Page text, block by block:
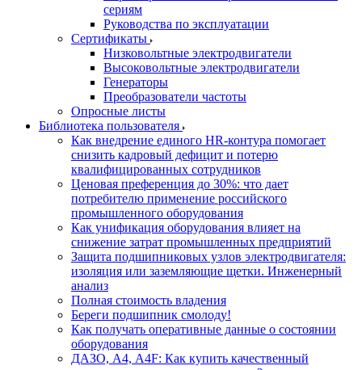
сериям
Руководства по эксплуатации
Сертификаты
Низковольтные электродвигатели
Высоковольтные электродвигатели
Генераторы
Преобразователи частоты
Опросные листы
Библиотека пользователя
Как внедрение единого HR-контура помогает
снизить кадровый дефицит и потерю
квалифицированных сотрудников
Ценовая преференция до 30%: что дает
потребителю применение российского
промышленного оборудования
Как унификация оборудования влияет на
снижение затрат промышленных предприятий
Защита подшипниковых узлов электродвигателя:
изоляция или заземляющие щетки. Инженерный
анализ
Полная стоимость владения
Береги подшипник смолоду!
Как получать оперативные данные о состоянии
оборудования
ДАЗО, А4, А4F: Как купить качественный